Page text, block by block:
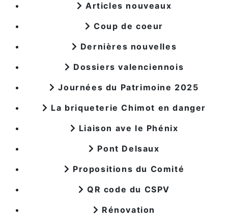
Articles nouveaux
Coup de coeur
Dernières nouvelles
Dossiers valenciennois
Journées du Patrimoine 2025
La briqueterie Chimot en danger
Liaison ave le Phénix
Pont Delsaux
Propositions du Comité
QR code du CSPV
Rénovation